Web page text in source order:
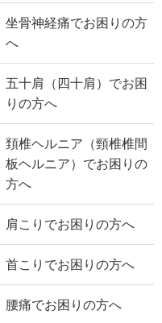
坐骨神経痛でお困りの方
へ
五十肩（四十肩）でお困
りの方へ
頚椎ヘルニア（頸椎椎間
板ヘルニア）でお困りの
方へ
肩こりでお困りの方へ
首こりでお困りの方へ
腰痛でお困りの方へ